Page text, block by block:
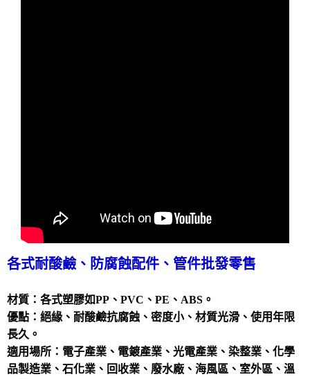
各式耐酸鹼、防腐蝕配件、管件批發零售
材質：各式塑膠如PP、PVC、PE 、ABS 。
優點：絕緣、耐酸鹼抗腐蝕、密度小、材質光滑、使用年限
長久。
適用場所：電子產業、電鍍產業、光電產業、染整業、化學
品製造業、石化業、回收業、廢水廠、海風區、室外區、溫